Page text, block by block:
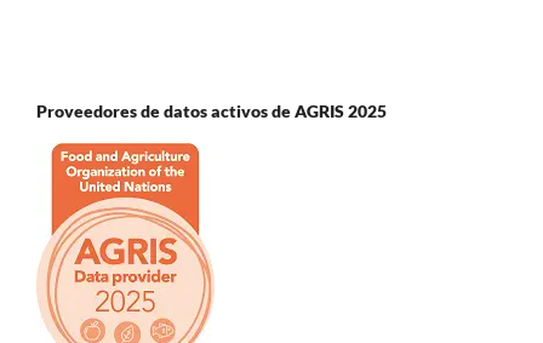
Proveedores de datos activos de AGRIS 2025